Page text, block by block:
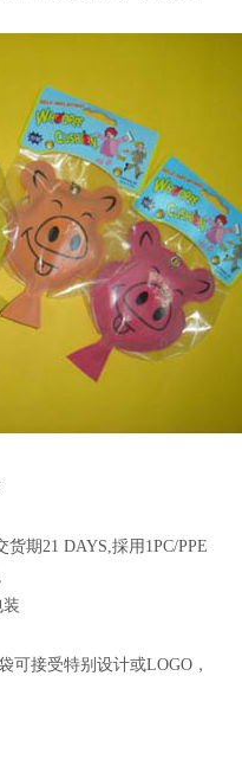
货期21 DAYS,採用1PC/PPE
装
可接受特别设计或LOGO，